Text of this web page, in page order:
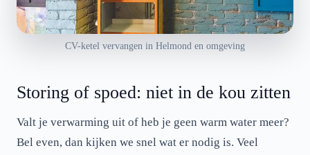
CV-ketel vervangen in Helmond en omgeving
Storing of spoed: niet in de kou zitten
Valt je verwarming uit of heb je geen warm water meer?
Bel even, dan kijken we snel wat er nodig is. Veel